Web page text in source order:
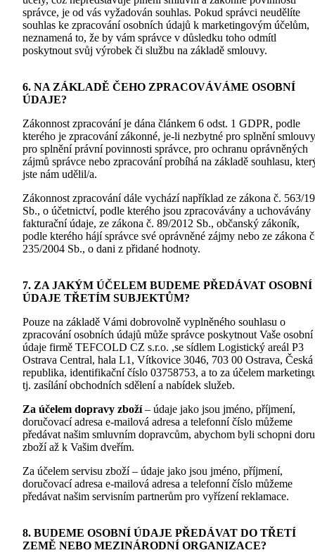
správce, je od vás vyžadován souhlas. Pokud správci neudělíte
souhlas ke zpracování osobních údajů k marketingovým účelům,
neznamená to, že by vám správce v důsledku toho odmítl
poskytnout svůj výrobek či službu na základě smlouvy.
6. NA ZÁKLADĚ ČEHO ZPRACOVÁVÁME OSOBNÍ
ÚDAJE?
Zákonnost zpracování je dána článkem 6 odst. 1 GDPR, podle
kterého je zpracování zákonné, je-li nezbytné pro splnění
pro splnění právní povinnosti správce, pro ochranu oprávněných
zájmů správce nebo zpracování probíhá na základě souhlasu,
jste nám udělil/a.
Zákonnost zpracování dále vychází například ze zákona č. 563/
Sb., o účetnictví, podle kterého jsou zpracovávány a uchovávány
fakturační údaje, ze zákona č. 89/2012 Sb., občanský zákoník,
podle kterého hájí správce své oprávněné zájmy nebo ze zákona
235/2004 Sb., o dani z přidané hodnoty.
7. ZA JAKÝM ÚČELEM BUDEME PŘEDÁVAT OSOBNÍ
ÚDAJE TŘETÍM SUBJEKTŮM?
Pouze na základě Vámi dobrovolně vyplněného souhlasu o
zpracování osobních údajů může správce poskytnout Vaše osobní
údaje firmě TEFCOLD CZ s.r.o. ,se sídlem Logistický areál P3
Ostrava Central, hala L1, Vítkovice 3046, 703 00 Ostrava, Česká
republika, identifikační číslo 03758753, a to za účelem
tj. zasílání obchodních sdělení a nabídek služeb.
Za účelem dopravy zboží– údaje jako jsou jméno, příjmení,
doručovací adresa e-mailová adresa a telefonní číslo můžeme
předávat našim smluvním dopravcům, abychom byli schopni
zboží až k Vašim dveřím.
Za účelem servisu zboží – údaje jako jsou jméno, příjmení,
doručovací adresa e-mailová adresa a telefonní číslo můžeme
předávat našim servisním partnerům pro vyřízení reklamace.
8. BUDEME OSOBNÍ ÚDAJE PŘEDÁVAT DO TŘETÍ
ZEMĚ NEBO MEZINÁRODNÍ ORGANIZACE?